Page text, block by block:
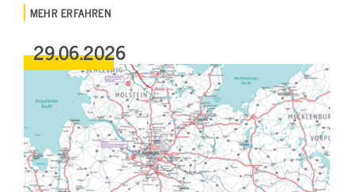
MEHR ERFAHREN
29.06.2026